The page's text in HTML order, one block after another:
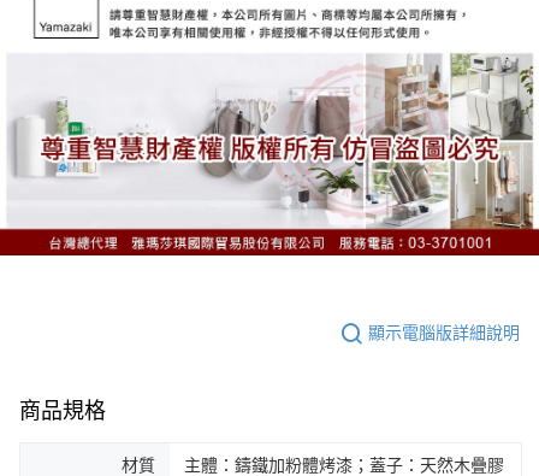
顯示電腦版詳細說明
商品規格
材質
主體：鑄鐵加粉體烤漆；蓋子：天然木疊膠